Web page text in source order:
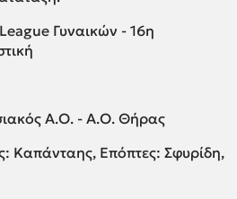
Γυναικών - 16η
Α.Ο. - Α.Ο. Θήρας
Καπάνταης, Επόπτες: Σφυρίδη,